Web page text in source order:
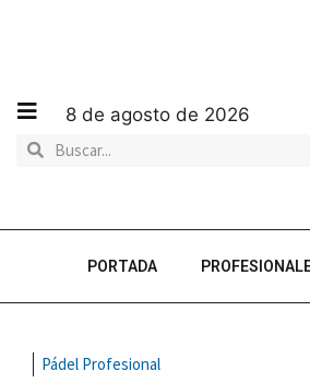
8 de agosto de 2026
PORTADA
Pádel Profesional